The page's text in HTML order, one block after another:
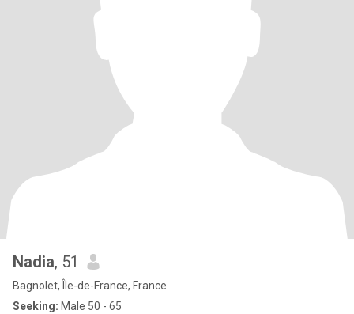
Nadia, 51
Bagnolet, Île-de-France, France
Seeking: Male 50 - 65